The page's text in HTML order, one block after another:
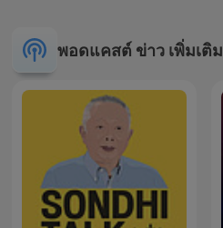
พอดแคสต์ ข่าว เพิ่มเติม